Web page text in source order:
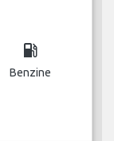
local_gas_station
Benzine